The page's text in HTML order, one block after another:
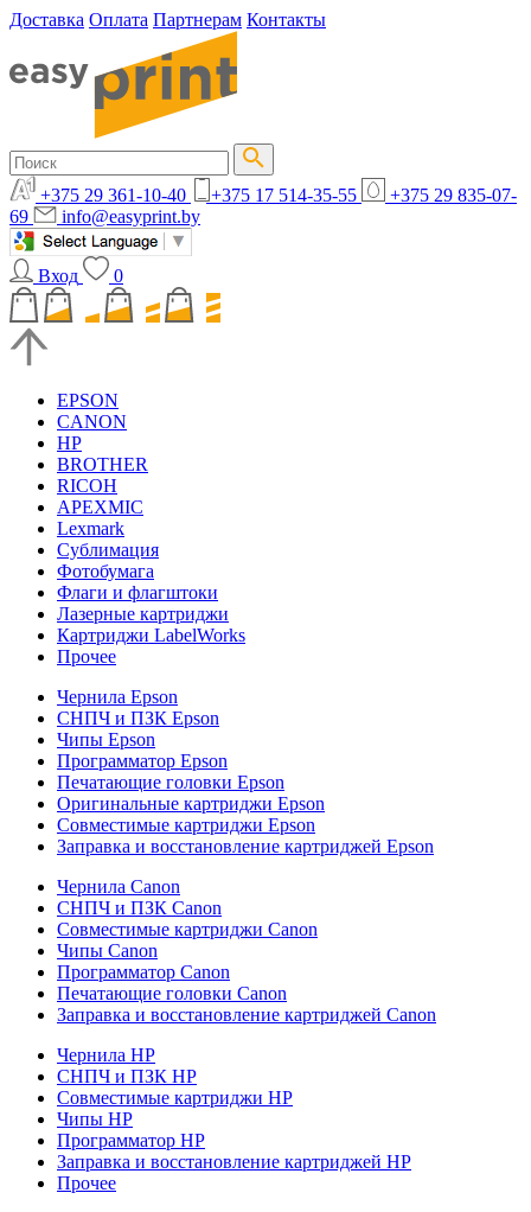
Доставка Оплата Партнерам Контакты
+375 29 361-10-40 +375 17 514-35-55
+375 29 835-07-
69
info@easyprint.by
Вход 0
EPSON
CANON
HP
BROTHER
RICOH
APEXMIC
Lexmark
Сублимация
Фотобумага
Флаги и флагштоки
Лазерные картриджи
Картриджи LabelWorks
Прочее
Чернила Epson
СНПЧ и ПЗК Epson
Чипы Epson
Программатор Epson
Печатающие головки Epson
Оригинальные картриджи Epson
Совместимые картриджи Epson
Заправка и восстановление картриджей Epson
Чернила Canon
СНПЧ и ПЗК Canon
Совместимые картриджи Canon
Чипы Canon
Программатор Canon
Печатающие головки Canon
Заправка и восстановление картриджей Canon
Чернила HP
СНПЧ и ПЗК HP
Совместимые картриджи HP
Чипы HP
Программатор HP
Заправка и восстановление картриджей HP
Прочее